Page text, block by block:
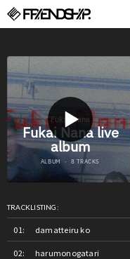
TRACKLISTING:
damatteiru ko
harumonogatari